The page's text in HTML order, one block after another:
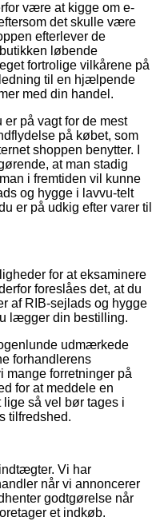
være at kigge om e-
det skulle være
efterlever de
løbende
fortrolige vilkårene på
til en hjælpende
med din handel.
på vagt for de mest
på købet, som
shoppen benytter. I
at man stadig
i fremtiden vil kunne
og hygge i lavvu-telt
er på udkig efter varer til
for at eksaminere
foreslåes det, at du
af RIB-sejlads og hygge
lægger din bestilling.
udmærkede
forhandlerens
mange forretninger på
for at meddele en
så vel bør tages i
tilfredshed.
Vi har
når vi annoncerer
godtgørelse når
et indkøb.